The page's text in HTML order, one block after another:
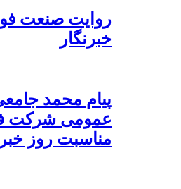
روایت صنعت
خبرنگار
پیام محمد
عمومی شرکت
مناسبت روز